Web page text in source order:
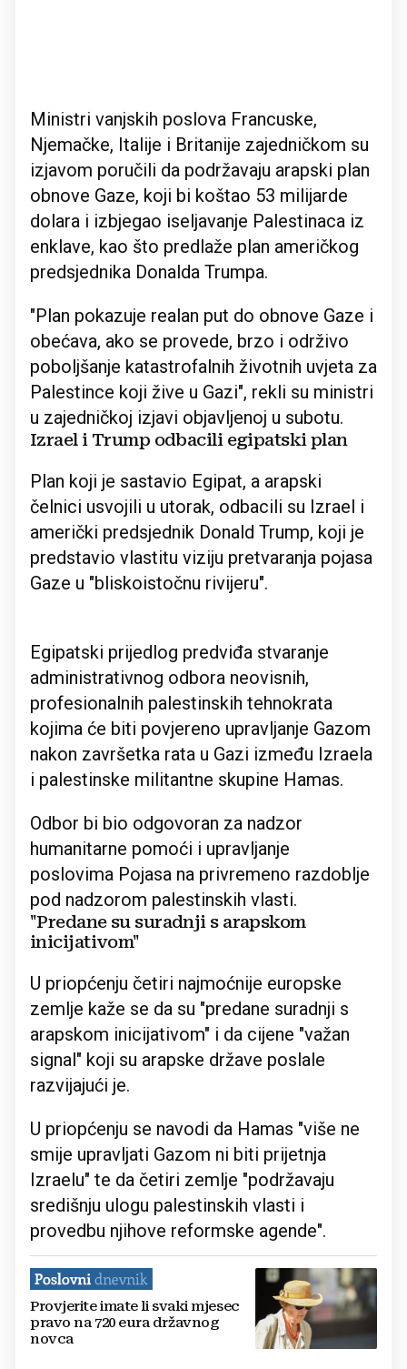
Ministri vanjskih poslova Francuske,
Njemačke, Italije i Britanije zajedničkom su
izjavom poručili da podržavaju arapski plan
obnove Gaze, koji bi koštao 53 milijarde
dolara i izbjegao iseljavanje Palestinaca iz
enklave, kao što predlaže plan američkog
predsjednika Donalda Trumpa.
"Plan pokazuje realan put do obnove Gaze i
obećava, ako se provede, brzo i održivo
poboljšanje katastrofalnih životnih uvjeta za
Palestince koji žive u Gazi", rekli su ministri
u zajedničkoj izjavi objavljenoj u subotu.
Izrael i Trump odbacili egipatski plan
Plan koji je sastavio Egipat, a arapski
čelnici usvojili u utorak, odbacili su Izrael i
američki predsjednik Donald Trump, koji je
predstavio vlastitu viziju pretvaranja pojasa
Gaze u "bliskoistočnu rivijeru".
Egipatski prijedlog predviđa stvaranje
administrativnog odbora neovisnih,
profesionalnih palestinskih tehnokrata
kojima će biti povjereno upravljanje Gazom
nakon završetka rata u Gazi između Izraela
i palestinske militantne skupine Hamas.
Odbor bi bio odgovoran za nadzor
humanitarne pomoći i upravljanje
poslovima Pojasa na privremeno razdoblje
pod nadzorom palestinskih vlasti.
"Predane su suradnji s arapskom
inicijativom"
U priopćenju četiri najmoćnije europske
zemlje kaže se da su "predane suradnji s
arapskom inicijativom" i da cijene "važan
signal" koji su arapske države poslale
razvijajući je.
U priopćenju se navodi da Hamas "više ne
smije upravljati Gazom ni biti prijetnja
Izraelu" te da četiri zemlje "podržavaju
središnju ulogu palestinskih vlasti i
provedbu njihove reformske agende".
Provjerite imate li svaki mjesec
pravo na 720 eura državnog
novca